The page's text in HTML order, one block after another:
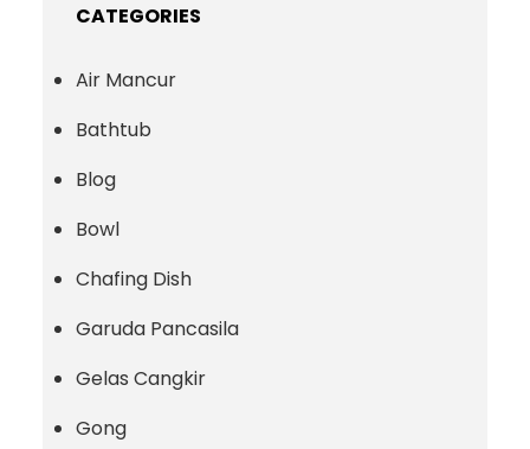
CATEGORIES
Air Mancur
Bathtub
Blog
Bowl
Chafing Dish
Garuda Pancasila
Gelas Cangkir
Gong